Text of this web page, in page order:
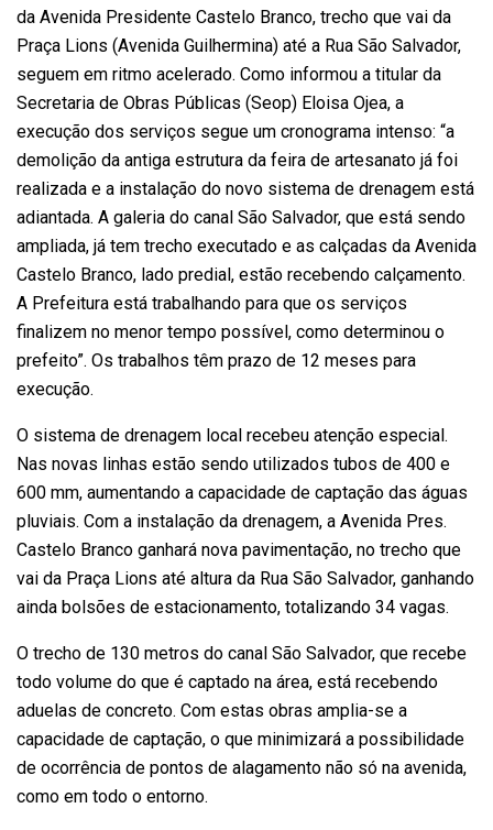
da Avenida Presidente Castelo Branco, trecho que vai da
Praça Lions (Avenida Guilhermina) até a Rua São Salvador,
seguem em ritmo acelerado. Como informou a titular da
Secretaria de Obras Públicas (Seop) Eloisa Ojea, a
execução dos serviços segue um cronograma intenso: “a
demolição da antiga estrutura da feira de artesanato já foi
realizada e a instalação do novo sistema de drenagem está
adiantada. A galeria do canal São Salvador, que está sendo
ampliada, já tem trecho executado e as calçadas da Avenida
Castelo Branco, lado predial, estão recebendo calçamento.
A Prefeitura está trabalhando para que os serviços
finalizem no menor tempo possível, como determinou o
prefeito”. Os trabalhos têm prazo de 12 meses para
execução.
O sistema de drenagem local recebeu atenção especial.
Nas novas linhas estão sendo utilizados tubos de 400 e
600 mm, aumentando a capacidade de captação das águas
pluviais. Com a instalação da drenagem, a Avenida Pres.
Castelo Branco ganhará nova pavimentação, no trecho que
vai da Praça Lions até altura da Rua São Salvador, ganhando
ainda bolsões de estacionamento, totalizando 34 vagas.
O trecho de 130 metros do canal São Salvador, que recebe
todo volume do que é captado na área, está recebendo
aduelas de concreto. Com estas obras amplia-se a
capacidade de captação, o que minimizará a possibilidade
de ocorrência de pontos de alagamento não só na avenida,
como em todo o entorno.